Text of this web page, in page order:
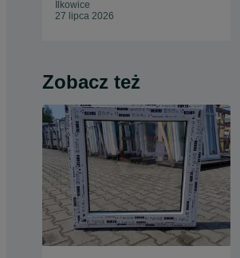
Ilkowice
27 lipca 2026
Zobacz też